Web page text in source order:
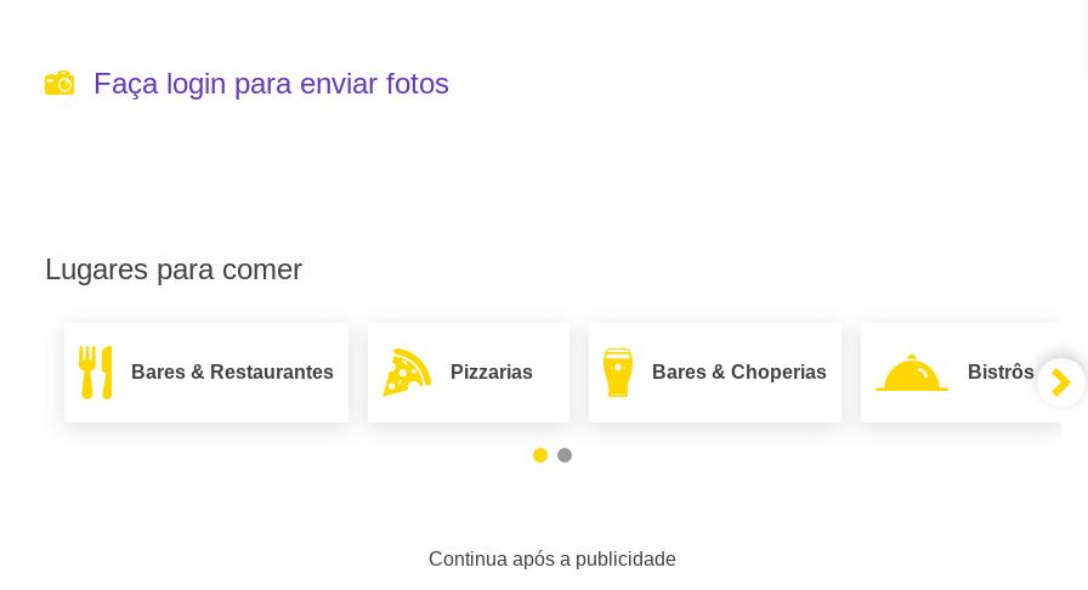
Faça login para enviar fotos
Lugares para comer
Bares & Restaurantes Pizzarias Bares & Choperias Bistrôs
Continua após a publicidade